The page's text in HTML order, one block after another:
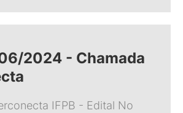
2024 - Chamada
IFPB - Edital No